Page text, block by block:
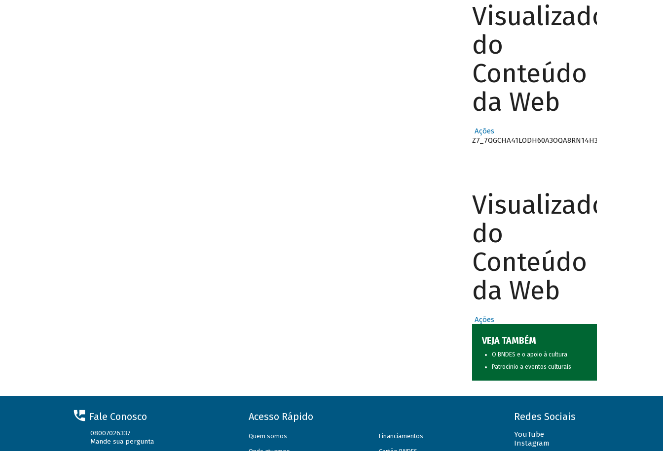
Visualizador
do
Conteúdo
da Web
Ações
Z7_7QGCHA41LODH60A3OQA8RN14H3
Visualizador
do
Conteúdo
da Web
Ações
VEJA TAMBÉM
O BNDES e o apoio à cultura
Patrocínio a eventos culturais
Fale Conosco
08007026337
Mande sua pergunta
Acesso Rápido
Quem somos Financiamentos
Redes Sociais
YouTube
Instagram